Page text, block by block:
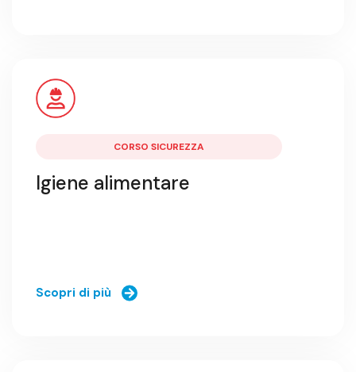
CORSO SICUREZZA
Igiene alimentare
Scopri di più